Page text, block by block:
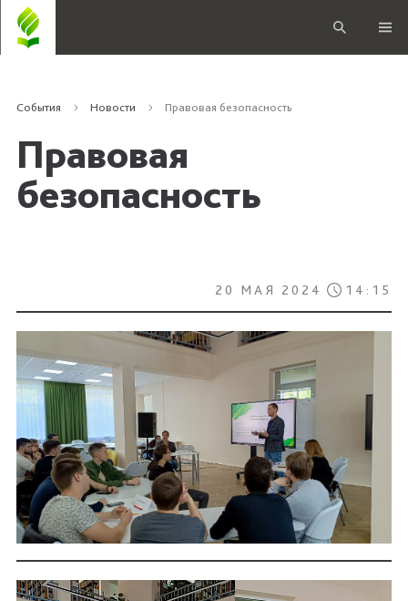
События Новости Правовая безопасность
Правовая
безопасность
20 МАЯ 2024 14:15